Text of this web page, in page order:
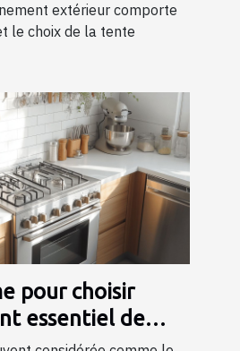
extérieur comporte
le choix de la tente
pour choisir
essentiel de